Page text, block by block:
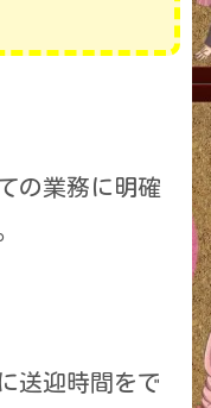
の業務に明確
送迎時間をで